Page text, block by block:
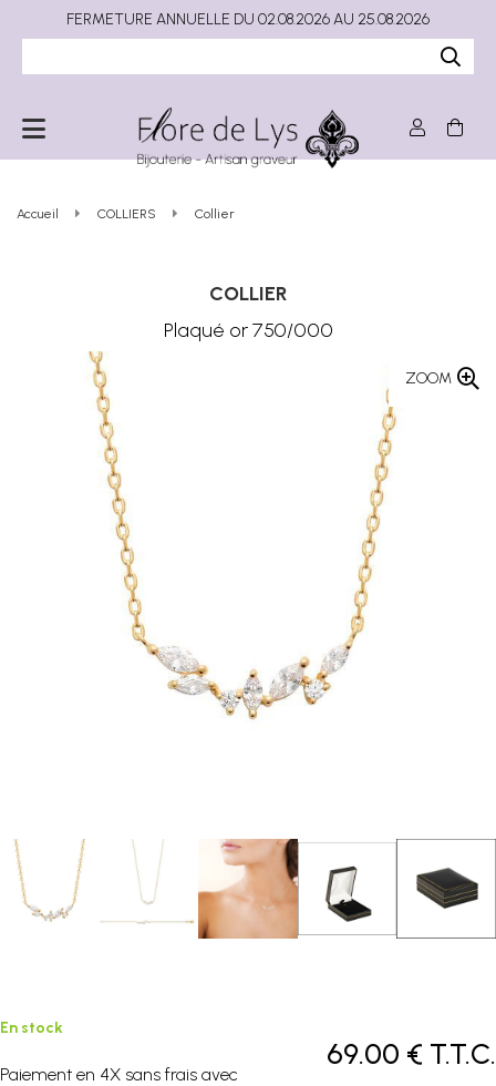
Accueil COLLIERS Collier
COLLIER
Plaqué or 750/000
ZOOM
69.00 € T.T.C.
En stock
Paiement en 4X sans frais avec
FERMETURE ANNUELLE DU 02.08.2026 AU 25.08.2026